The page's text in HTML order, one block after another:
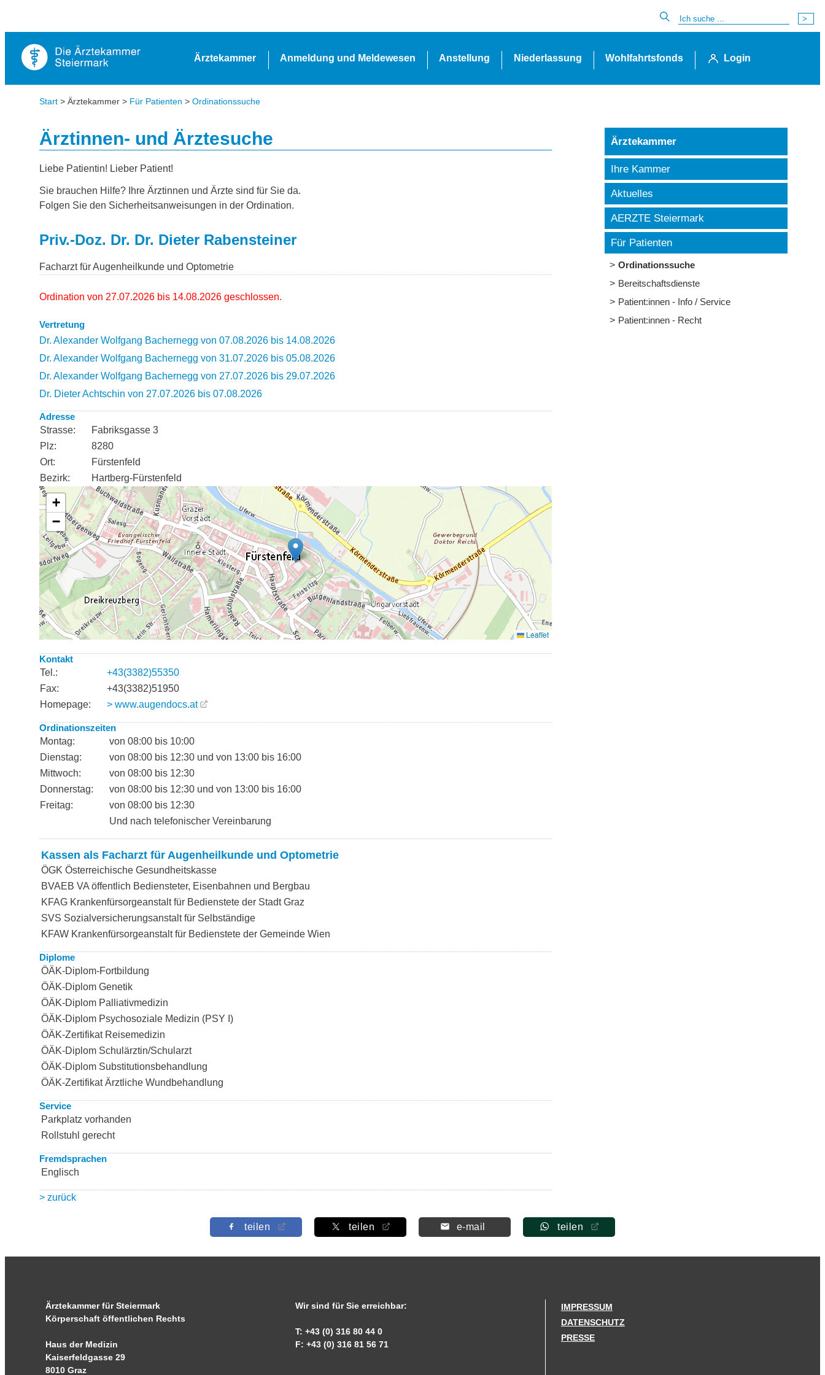
Ärztekammer Anmeldung und Meldewesen Anstellung Niederlassung Wohlfahrtsfonds Login
Start > Ärztekammer > Für Patienten > Ordinationssuche
Ärztinnen- und Ärztesuche
Liebe Patientin! Lieber Patient!
Sie brauchen Hilfe? Ihre Ärztinnen und Ärzte sind für Sie da.
Folgen Sie den Sicherheitsanweisungen in der Ordination.
Priv.-Doz. Dr. Dr. Dieter Rabensteiner
Facharzt für Augenheilkunde und Optometrie
Ordination von 27.07.2026 bis 14.08.2026 geschlossen.
Vertretung
Dr. Alexander Wolfgang Bachernegg von 07.08.2026 bis 14.08.2026
Dr. Alexander Wolfgang Bachernegg von 31.07.2026 bis 05.08.2026
Dr. Alexander Wolfgang Bachernegg von 27.07.2026 bis 29.07.2026
Dr. Dieter Achtschin von 27.07.2026 bis 07.08.2026
Adresse
Strasse:
Fabriksgasse 3
Plz:
8280
Ort:
Fürstenfeld
Bezirk:
Hartberg-Fürstenfeld
Kontakt
Tel.:
+43(3382)55350
Fax:
+43(3382)51950
Homepage:
> www.augendocs.at
Ordinationszeiten
Montag:
von 08:00 bis 10:00
Dienstag:
von 08:00 bis 12:30 und von 13:00 bis 16:00
Mittwoch:
von 08:00 bis 12:30
Donnerstag:
von 08:00 bis 12:30 und von 13:00 bis 16:00
Freitag:
von 08:00 bis 12:30
Und nach telefonischer Vereinbarung
Kassen als Facharzt für Augenheilkunde und Optometrie
ÖGK Österreichische Gesundheitskasse
BVAEB VA öffentlich Bediensteter, Eisenbahnen und Bergbau
KFAG Krankenfürsorgeanstalt für Bedienstete der Stadt Graz
SVS Sozialversicherungsanstalt für Selbständige
KFAW Krankenfürsorgeanstalt für Bedienstete der Gemeinde Wien
Diplome
ÖÄK-Diplom-Fortbildung
ÖÄK-Diplom Genetik
ÖÄK-Diplom Palliativmedizin
ÖÄK-Diplom Psychosoziale Medizin (PSY I)
ÖÄK-Zertifikat Reisemedizin
ÖÄK-Diplom Schulärztin/Schularzt
ÖÄK-Diplom Substitutionsbehandlung
ÖÄK-Zertifikat Ärztliche Wundbehandlung
Service
Parkplatz vorhanden
Rollstuhl gerecht
Fremdsprachen
Englisch
> zurück
Ärztekammer
Ihre Kammer
Aktuelles
AERZTE Steiermark
Für Patienten
Ordinationssuche
Bereitschaftsdienste
Patient:innen - Info / Service
Patient:innen - Recht
teilen teilen e-mail teilen
Ärztekammer für Steiermark
Körperschaft öffentlichen Rechts
Haus der Medizin
Kaiserfeldgasse 29
8010 Graz
Wir sind für Sie erreichbar:
T: +43 (0) 316 80 44 0
F: +43 (0) 316 81 56 71
IMPRESSUM
DATENSCHUTZ
PRESSE